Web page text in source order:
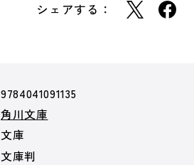
シェアする：
9784041091135
角川文庫
文庫
文庫判